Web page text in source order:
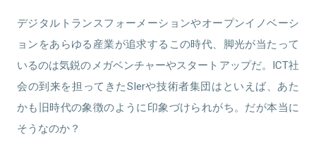
担い、日本ユニシスのディスラプティブな側面を発信する役割にも
デジタルトランスフォーメーションやオープンイノベーシ
ョンをあらゆる産業が追求するこの時代、脚光が当たって
いるのは気鋭のメガベンチャーやスタートアップだ。ICT社
会の到来を担ってきたSIerや技術者集団はといえば、あた
かも旧時代の象徴のように印象づけられがち。だが本当に
そうなのか？